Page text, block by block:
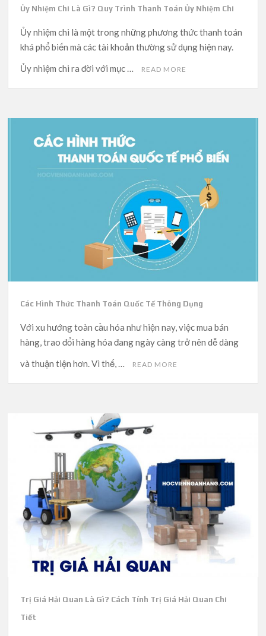
Ủy Nhiệm Chi Là Gì? Quy Trình Thanh Toán Ủy Nhiệm Chi
Ủy nhiệm chi là một trong những phương thức thanh toán
khá phổ biến mà các tài khoản thường sử dụng hiện nay.
Ủy nhiệm chi ra đời với mục …
READ MORE
Các Hình Thức Thanh Toán Quốc Tế Thông Dụng
Với xu hướng toàn cầu hóa như hiện nay, việc mua bán
hàng, trao đổi hàng hóa đang ngày càng trở nên dễ dàng
và thuận tiện hơn. Vì thế, …
READ MORE
Trị Giá Hải Quan Là Gì? Cách Tính Trị Giá Hải Quan Chi
Tiết